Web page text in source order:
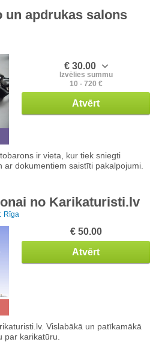
un apdrukas salons
€ 30.00
Izvēlies summu
10 - 720 €
Atvērt
ir vieta, kur tiek sniegti
ar dokumentiem saistīti pakalpojumi.
no Karikaturisti.lv
Rīga
€ 50.00
Atvērt
Vislabākā un patīkamākā
par karikatūru.